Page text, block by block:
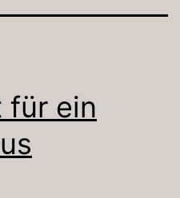
für ein